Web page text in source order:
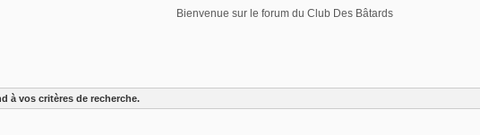
Bienvenue sur le forum du Club Des Bâtards
à vos critères de recherche.